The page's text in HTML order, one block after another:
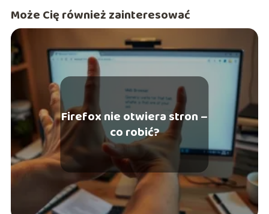
Może Cię również zainteresować
Firefox nie otwiera stron –
co robić?